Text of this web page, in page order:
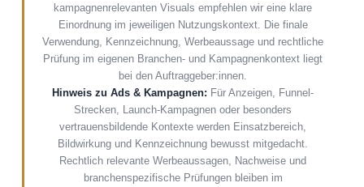
kampagnenrelevanten Visuals empfehlen wir eine klare
Einordnung im jeweiligen Nutzungskontext. Die finale
Verwendung, Kennzeichnung, Werbeaussage und rechtliche
Prüfung im eigenen Branchen- und Kampagnenkontext liegt
bei den Auftraggeber:innen.
Hinweis zu Ads & Kampagnen: Für Anzeigen, Funnel-
Strecken, Launch-Kampagnen oder besonders
vertrauensbildende Kontexte werden Einsatzbereich,
Bildwirkung und Kennzeichnung bewusst mitgedacht.
Rechtlich relevante Werbeaussagen, Nachweise und
branchenspezifische Prüfungen bleiben im